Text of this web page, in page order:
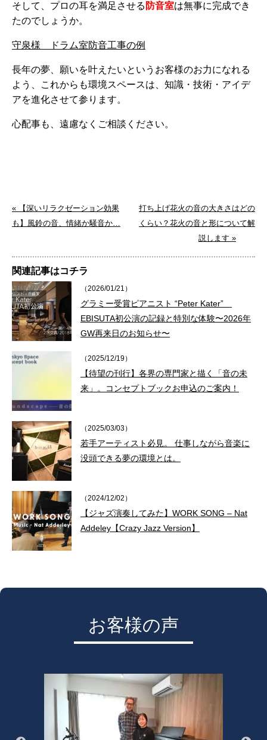
そして、プロの耳を満足させる 防音室は無事に完成でき
たのでしょうか。
守泉様 ドラム室防音工事の例
長年の夢、願いを叶えたいというお客様のお力になれる
よう、これからも環境スペースは、知識・技術・アイデ
アを進化させて参ります。
心配事も、遠慮なくご相談ください。
« 【深いリラクゼーション効果
も】風鈴の音、情緒か騒音か…
打ち上げ花火の音の大きさはどの
くらい？花火の音と形について解
説します »
関連記事はコチラ
（2026/01/21）
グラミー受賞ピアニスト “Peter Kater”
EBISUTA初公演の記録と特別な体験〜2026年
GW再来日のお知らせ〜
（2025/12/19）
【待望の刊行】各界の専門家と描く「音の未
来」。コンセプトブックお申込のご案内！
（2025/03/03）
若手アーティスト必見。 仕事しながら音楽に
没頭できる夢の環境とは。
（2024/12/02）
【ジャズ演奏してみた】WORK SONG – Nat
Addeley【Crazy Jazz Version】
お客様の声